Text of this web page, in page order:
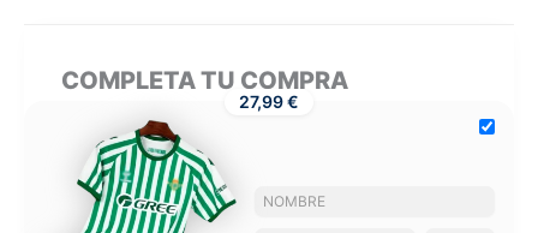
COMPLETA TU COMPRA
27,99 €